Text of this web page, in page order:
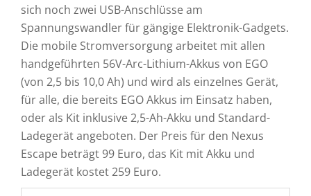
sich noch zwei USB-Anschlüsse am
Spannungswandler für gängige Elektronik-Gadgets.
Die mobile Stromversorgung arbeitet mit allen
handgeführten 56V-Arc-Lithium-Akkus von EGO
(von 2,5 bis 10,0 Ah) und wird als einzelnes Gerät,
für alle, die bereits EGO Akkus im Einsatz haben,
oder als Kit inklusive 2,5-Ah-Akku und Standard-
Ladegerät angeboten. Der Preis für den Nexus
Escape beträgt 99 Euro, das Kit mit Akku und
Ladegerät kostet 259 Euro.